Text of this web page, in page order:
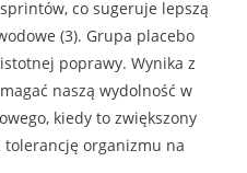
co sugeruje lepszą
(3). Grupa placebo
poprawy. Wynika z
naszą wydolność w
kiedy to zwiększony
organizmu na